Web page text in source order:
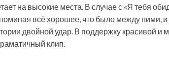
на высокие места. В случае с «Я тебя
всё хорошее, что было между ними,
двойной удар. В поддержку красивой и
клип.